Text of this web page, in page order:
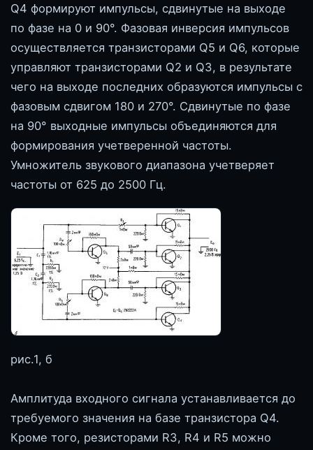
Q4 формируют импульсы, сдвинутые на выходе
по фазе на 0 и 90°. Фазовая инверсия импульсов
осуществляется транзисторами Q5 и Q6, которые
управляют транзисторами Q2 и Q3, в результате
чего на выходе последних образуются импульсы с
фазовым сдвигом 180 и 270°. Сдвинутые по фазе
на 90° выходные импульсы объединяются для
формирования учетверенной частоты.
Умножитель звукового диапазона учетверяет
частоты от 625 до 2500 Гц.
рис.1, б
Амплитуда входного сигнала устанавливается до
требуемого значения на базе транзистора Q4.
Кроме того, резисторами R3, R4 и R5 можно